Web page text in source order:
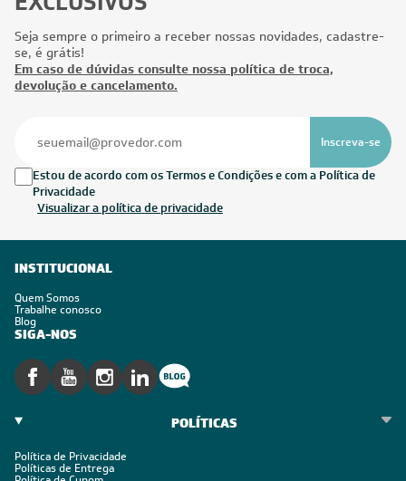
Seja sempre o primeiro a receber nossas novidades, cadastre-
se, é grátis!
Em caso de dúvidas consulte nossa política de troca,
devolução e cancelamento.
Inscreva-se
Estou de acordo com os Termos e Condições e com a Política de
Privacidade
Visualizar a política de privacidade
INSTITUCIONAL
Quem Somos
Trabalhe conosco
Blog
SIGA-NOS
POLÍTICAS
Política de Privacidade
Políticas de Entrega